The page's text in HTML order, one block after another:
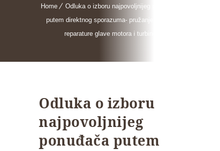
Home
Odluka o izboru najpovoljnijeg ponuđača
putem direktnog sporazuma- pružanje usluga
reparature glave motora i turbine
Odluka o izboru
najpovoljnijeg
ponuđača putem